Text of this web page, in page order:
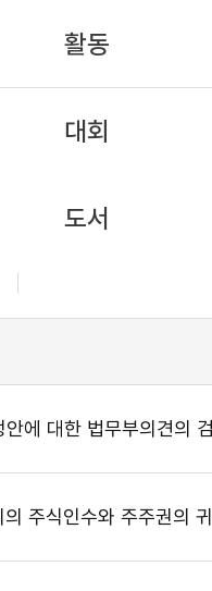
활동
대회
도서
에 대한 법무부의견의
주식인수와 주주권의